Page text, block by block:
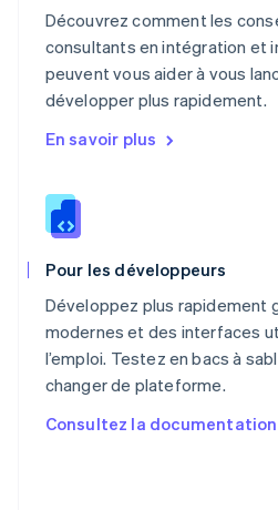
Découvrez comment les
consultants en intégration et
peuvent vous aider à vous
développer plus rapidement.
En savoir plus
Pour les développeurs
Développez plus rapidement
modernes et des interfaces
l’emploi. Testez en bacs à
changer de plateforme.
Consultez la documentation
Lettonie
Liechtenstein
DeutschEnglish
Lituanie
Luxembourg
Malte
Mexique
EspañolEnglish
Norvège
Nouvelle-Zélande
English
Nederlands English